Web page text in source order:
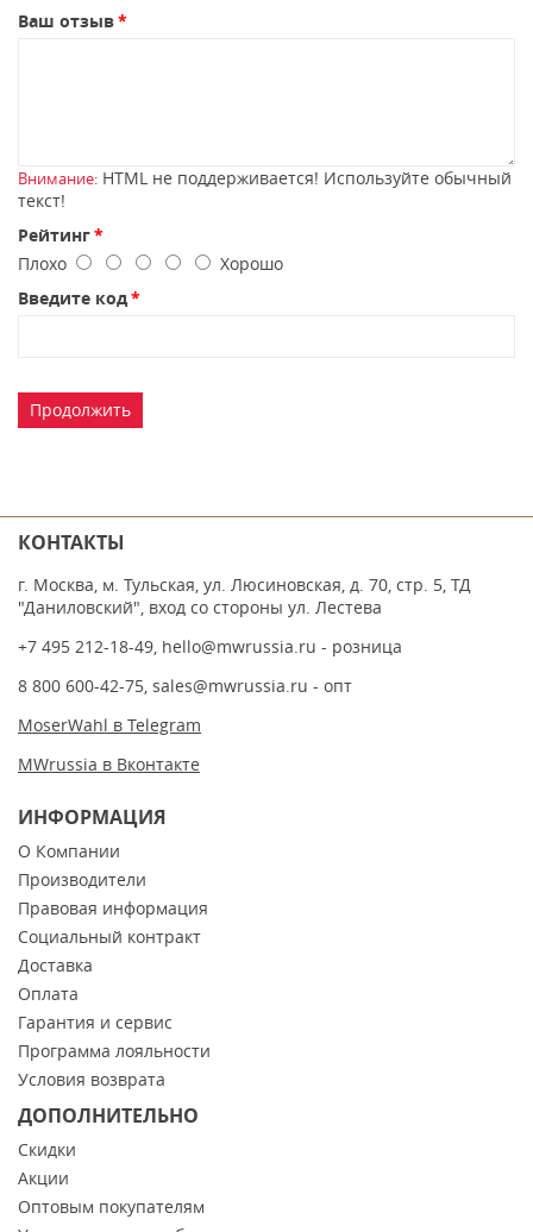
Ваш отзыв
Внимание: HTML не поддерживается! Используйте обычный
текст!
Рейтинг
Плохо
Хорошо
Введите код
Продолжить
КОНТАКТЫ
г. Москва, м. Тульская, ул. Люсиновская, д. 70, стр. 5, ТД
"Даниловский", вход со стороны ул. Лестева
+7 495 212-18-49, hello@mwrussia.ru - розница
8 800 600-42-75, sales@mwrussia.ru - опт
MoserWahl в Telegram
MWrussia в Вконтакте
ИНФОРМАЦИЯ
О Компании
Производители
Правовая информация
Социальный контракт
Доставка
Оплата
Гарантия и сервис
Программа лояльности
Условия возврата
ДОПОЛНИТЕЛЬНО
Скидки
Акции
Оптовым покупателям